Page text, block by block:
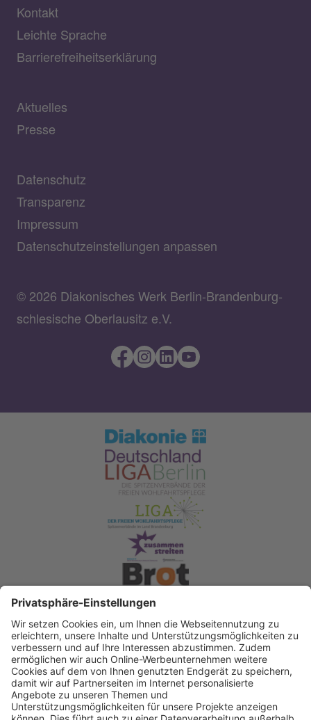
Kontakt
Leichte Sprache
Barrierefreiheitserklärung
Aktuelles
Presse
Datenschutz
Transparenz
Impressum
Datenschutzeinstellungen anpassen
© 2026 Diakonisches Werk Berlin-Brandenburg-
schlesische Oberlausitz e.V.
Spendenkonto Diakonisches Werk Berlin-
Brandenburg-schlesische Oberlausitz e.V